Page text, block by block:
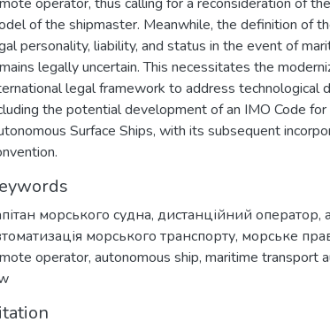
of the shipmaster. Meanwhile, the definition of
personality, liability, and status in the event of
legally uncertain. This necessitates the
legal framework to address technological
the potential development of an IMO Code
Surface Ships, with its subsequent
морського судна, дистанційний оператор,
морського транспорту, морське
operator, autonomous ship, maritime transport